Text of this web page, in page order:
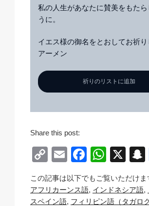
私の人生があなたに賛美をもたら
うに。
イエス様の御名をとおしてお祈り
アーメン
祈りのリストに追加
Share this post:
C
o
p
y
E
m
ail
F
c
e
W
at
s
X
この記事は以下でもご覧いただけま
アフリカーンス語 インドネシア語
スペイン語 フィリピン語（タガロ